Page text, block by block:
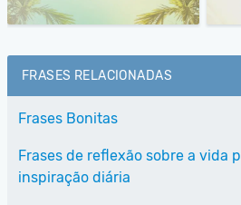
FRASES RELACIONADAS
Frases Bonitas
Frases de reflexão sobre a vida
inspiração diária